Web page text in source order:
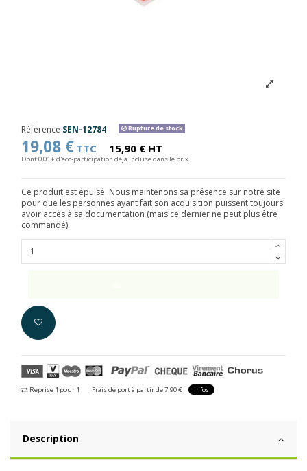
Référence SEN-12784 Rupture de stock
19,08 € TTC 15,90 € HT
Dont 0,01 € d'eco-participation déjà incluse dans le prix
Ce produit est épuisé. Nous maintenons sa présence sur notre site
pour que les personnes ayant fait son acquisition puissent toujours
avoir accès à sa documentation (mais ce dernier ne peut plus être
commandé).
Reprise 1 pour 1 Frais de port à partir de 7.90 € infos
Description